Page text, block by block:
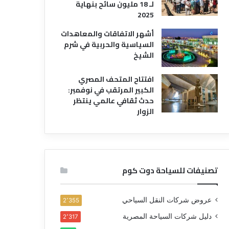
لـ 18 مليون سائح بنهاية
2025
أشهر الاتفاقات والمعاهدات
السياسية والحربية في شرم
الشيخ
افتتاح المتحف المصري
الكبير المرتقب في نوفمبر:
حدث ثقافي عالمي ينتظر
الزوار
تصنيفات للسياحة دوت كوم
عروض شركات النقل السياحي 2٬355
دليل شركات السياحة المصرية 2٬317